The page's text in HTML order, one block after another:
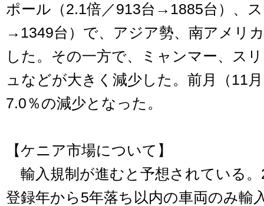
ポール（2.1倍／913台→1885台）、
→1349台）で、アジア勢、南アメリ
した。その一方で、ミャンマー、ス
ュなどが大きく減少した。前月（11
7.0％の減少となった。
【ケニア市場について】
輸入規制が進むと予想されている
登録年から5年落ち以内の車両のみ輸